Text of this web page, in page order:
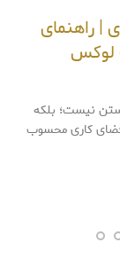
| راهنمای
لوکس
نیست؛ بلکه
کاری محسوب